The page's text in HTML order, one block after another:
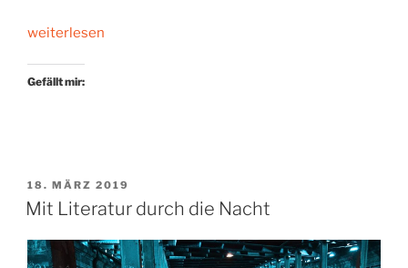
„Eigentlich
ich
weiterlesen
Gefällt mir:
VERÖFFENTLICHT
AM
18. MÄRZ 2019
Mit Literatur durch die Nacht